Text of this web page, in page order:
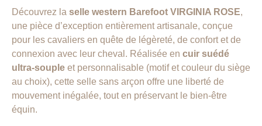
Découvrez la selle western Barefoot VIRGINIA ROSE,
une pièce d’exception entièrement artisanale, conçue
pour les cavaliers en quête de légèreté, de confort et de
connexion avec leur cheval. Réalisée en cuir suédé
ultra-souple et personnalisable (motif et couleur du siège
au choix), cette selle sans arçon offre une liberté de
mouvement inégalée, tout en préservant le bien-être
équin.